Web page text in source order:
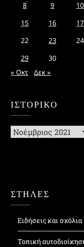
8
9 10
15
16 17
22
23 24
29
30
« Οκτ
Δεκ »
ΙΣΤΟΡΙΚΌ
Ιστορικό
ΣΤΗΛΕΣ
Ειδήσεις και σχόλια
Τοπική